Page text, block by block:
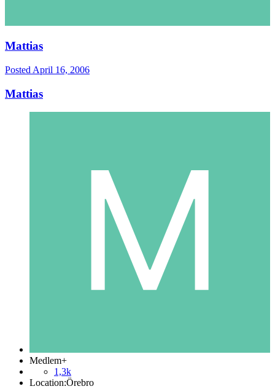
Mattias
Posted April 16, 2006
Mattias
Medlem+
1,3k
Location:Örebro